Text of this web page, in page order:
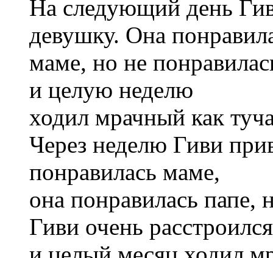
На следующий день
девушку. Она
маме, но не
и целую неделю
ходил мрачный как
Через неделю Гиви
понравилась маме,
она понравилась папе,
Гиви очень расстроился